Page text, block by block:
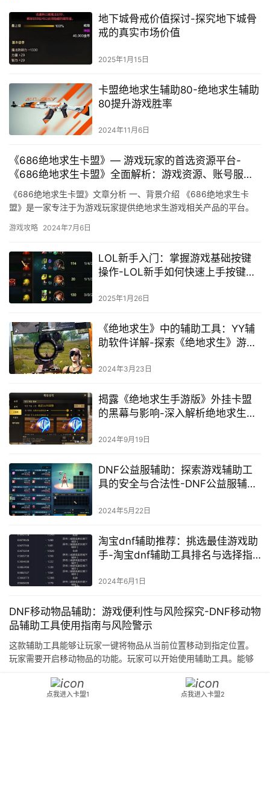
地下城骨戒价值探讨-探究地下城骨
戒的真实市场价值
2025年1月15日
卡盟绝地求生辅助80-绝地求生辅助
80提升游戏胜率
2024年11月6日
《686绝地求生卡盟》— 游戏玩家的首选资源平台-
《686绝地求生卡盟》全面解析：游戏资源、账号服务
一站式体验
《686绝地求生卡盟》文章分析 一、背景介绍 《686绝地求生卡
盟》是一家专注于为游戏玩家提供绝地求生游戏相关产品的平台。
游戏攻略 2024年7月6日
LOL新手入门：掌握游戏基础按键
操作-LOL新手如何快速上手按键设
2025年1月26日
《绝地求生》中的辅助工具：YY辅
助软件详解-探索《绝地求生》游戏
与影响
2024年3月23日
揭露《绝地求生手游版》外挂卡盟
的黑幕与影响-深入解析绝地求生手
施
2024年9月19日
DNF公益服辅助：探索游戏辅助工
具的安全与合法性-DNF公益服辅助
2024年5月22日
淘宝dnf辅助推荐：挑选最佳游戏助
手-淘宝dnf辅助工具排名与选择指
2024年6月1日
DNF移动物品辅助：游戏便利性与风险探究-DNF移动物
品辅助工具使用指南与风险警示
这款辅助工具能够让玩家一键将物品从当前位置移动到指定位置。
玩家需要开启移动物品的功能。玩家可以开始使用辅助工具。能够
2024年6月1日
点我进入卡盟1 点我进入卡盟2